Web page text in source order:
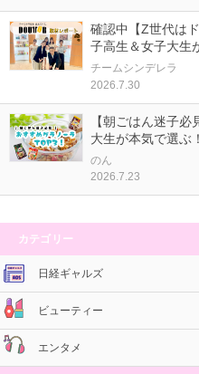
確認中【Z世代は
子高生＆女子大生
チームシンデレラ
2026.7.30
【朝ごはん迷子
大生が本気で選ぶ
のん
2026.7.23
カテゴリー
日経ギャルズ
ビューティー
エンタメ